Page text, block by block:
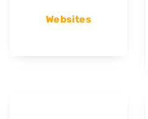
Websites